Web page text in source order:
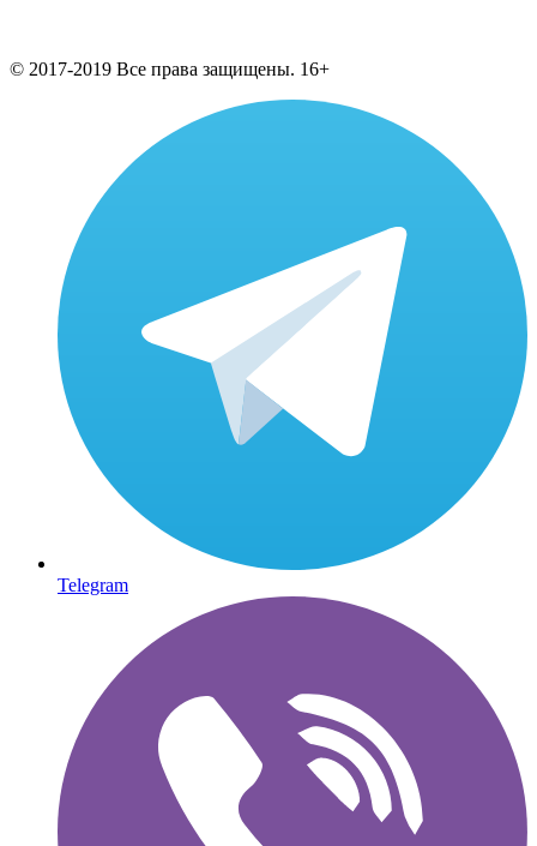
© 2017-2019 Все права защищены. 16+
Telegram